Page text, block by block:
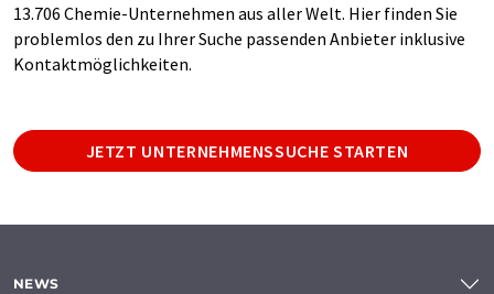
13.706 Chemie-Unternehmen aus aller Welt. Hier finden Sie
problemlos den zu Ihrer Suche passenden Anbieter inklusive
Kontaktmöglichkeiten.
JETZT UNTERNEHMENSSUCHE STARTEN
NEWS